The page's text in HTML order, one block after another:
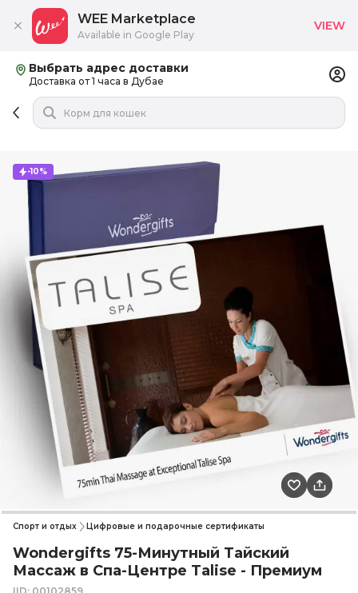
Выбрать адрес доставки
Доставка от 1 часа в Дубае
-10%
Спорт и отдых Цифровые и подарочные сертификаты
Wondergifts 75-Минутный Тайский
Массаж в Спа-Центре Talise - Премиум
WEE Marketplace
Available in Google Play
VIEW